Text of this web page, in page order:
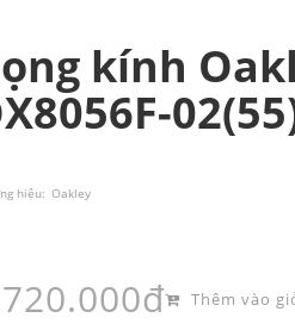
kính
hiệu: Oakley
Thêm vào